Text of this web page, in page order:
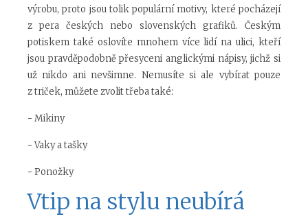
výrobu, proto jsou tolik populární motivy, které pocházejí
z pera českých nebo slovenských grafiků. Českým
potiskem také oslovíte mnohem více lidí na ulici, kteří
jsou pravděpodobně přesyceni anglickými nápisy, jichž si
už nikdo ani nevšimne. Nemusíte si ale vybírat pouze
z triček, můžete zvolit třeba také:
- Mikiny
-Vaky a tašky
- Ponožky
Vtip na stylu neubírá